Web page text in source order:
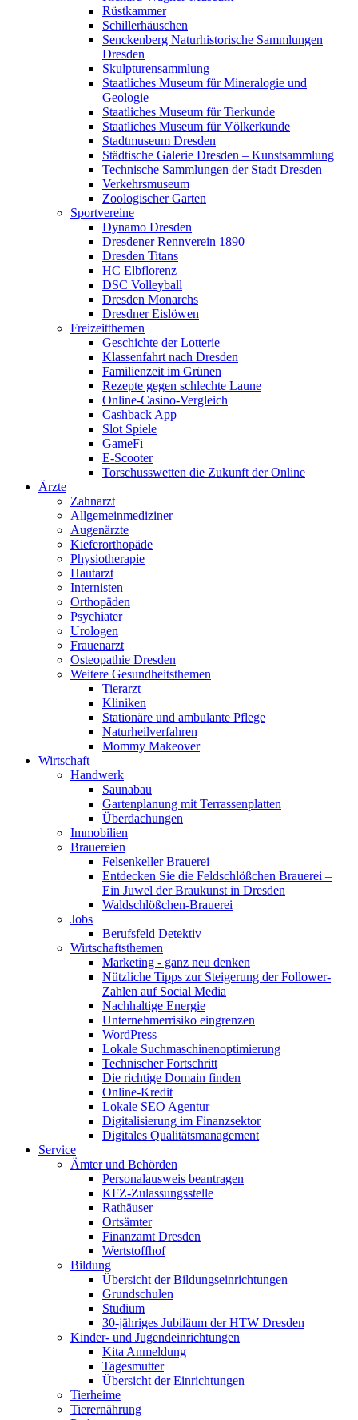
Rüstkammer
Schillerhäuschen
Senckenberg Naturhistorische Sammlungen
Dresden
Skulpturensammlung
Staatliches Museum für Mineralogie und
Geologie
Staatliches Museum für Tierkunde
Staatliches Museum für Völkerkunde
Stadtmuseum Dresden
Städtische Galerie Dresden – Kunstsammlung
Technische Sammlungen der Stadt Dresden
Verkehrsmuseum
Zoologischer Garten
Sportvereine
Dynamo Dresden
Dresdener Rennverein 1890
Dresden Titans
HC Elbflorenz
DSC Volleyball
Dresden Monarchs
Dresdner Eislöwen
Freizeitthemen
Geschichte der Lotterie
Klassenfahrt nach Dresden
Familienzeit im Grünen
Rezepte gegen schlechte Laune
Online-Casino-Vergleich
Cashback App
Slot Spiele
GameFi
E-Scooter
Torschusswetten die Zukunft der Online
Ärzte
Zahnarzt
Allgemeinmediziner
Augenärzte
Kieferorthopäde
Physiotherapie
Hautarzt
Internisten
Orthopäden
Psychiater
Urologen
Frauenarzt
Osteopathie Dresden
Weitere Gesundheitsthemen
Tierarzt
Kliniken
Stationäre und ambulante Pflege
Naturheilverfahren
Mommy Makeover
Wirtschaft
Handwerk
Saunabau
Gartenplanung mit Terrassenplatten
Überdachungen
Immobilien
Brauereien
Felsenkeller Brauerei
Entdecken Sie die Feldschlößchen Brauerei –
Ein Juwel der Braukunst in Dresden
Waldschlößchen-Brauerei
Jobs
Berufsfeld Detektiv
Wirtschaftsthemen
Marketing - ganz neu denken
Nützliche Tipps zur Steigerung der Follower-
Zahlen auf Social Media
Nachhaltige Energie
Unternehmerrisiko eingrenzen
WordPress
Lokale Suchmaschinenoptimierung
Technischer Fortschritt
Die richtige Domain finden
Online-Kredit
Lokale SEO Agentur
Digitalisierung im Finanzsektor
Digitales Qualitätsmanagement
Service
Ämter und Behörden
Personalausweis beantragen
KFZ-Zulassungsstelle
Rathäuser
Ortsämter
Finanzamt Dresden
Wertstoffhof
Bildung
Übersicht der Bildungseinrichtungen
Grundschulen
Studium
30-jähriges Jubiläum der HTW Dresden
Kinder- und Jugendeinrichtungen
Kita Anmeldung
Tagesmutter
Übersicht der Einrichtungen
Tierheime
Tierernährung